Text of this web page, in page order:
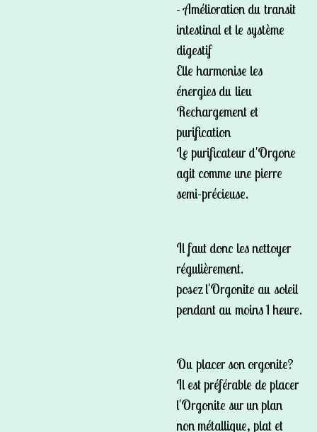
- Amélioration du transit
intestinal et le système
digestif
Elle harmonise les
énergies du lieu
Rechargement et
purification
Le purificateur d'Orgone
agit comme une pierre
semi-précieuse.
Il faut donc les nettoyer
régulièrement.
posez l'Orgonite au soleil
pendant au moins 1 heure.
Ou placer son orgonite?
Il est préférable de placer
l'Orgonite sur un plan
non métallique, plat et